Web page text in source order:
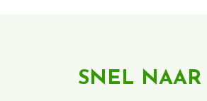
SNEL NAAR